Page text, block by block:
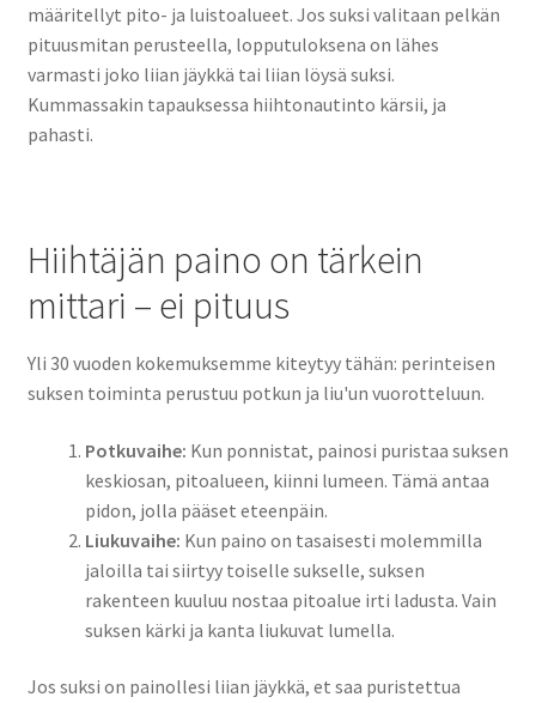
määritellyt pito- ja luistoalueet. Jos suksi valitaan pelkän
pituusmitan perusteella, lopputuloksena on lähes
varmasti joko liian jäykkä tai liian löysä suksi.
Kummassakin tapauksessa hiihtonautinto kärsii, ja
pahasti.
Hiihtäjän paino on tärkein
mittari – ei pituus
Yli 30 vuoden kokemuksemme kiteytyy tähän: perinteisen
suksen toiminta perustuu potkun ja liu'un vuorotteluun.
Potkuvaihe: Kun ponnistat, painosi puristaa suksen
keskiosan, pitoalueen, kiinni lumeen. Tämä antaa
pidon, jolla pääset eteenpäin.
Liukuvaihe: Kun paino on tasaisesti molemmilla
jaloilla tai siirtyy toiselle sukselle, suksen
rakenteen kuuluu nostaa pitoalue irti ladusta. Vain
suksen kärki ja kanta liukuvat lumella.
Jos suksi on painollesi liian jäykkä, et saa puristettua